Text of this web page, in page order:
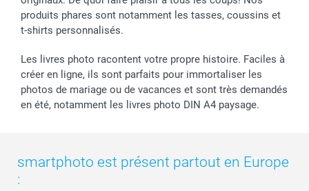
produits phares sont notamment les tasses, coussins et
t-shirts personnalisés.
Les livres photo racontent votre propre histoire. Faciles à
créer en ligne, ils sont parfaits pour immortaliser les
photos de mariage ou de vacances et sont très demandés
en été, notamment les livres photo DIN A4 paysage.
smartphoto est présent partout en Europe
: